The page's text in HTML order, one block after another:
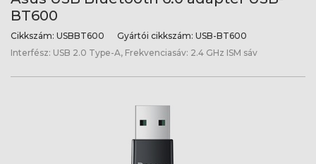
BT600
Cikkszám: USBBT600 Gyártói cikkszám: USB-BT600
Interfész: USB 2.0 Type-A, Frekvenciasáv: 2.4 GHz ISM sáv